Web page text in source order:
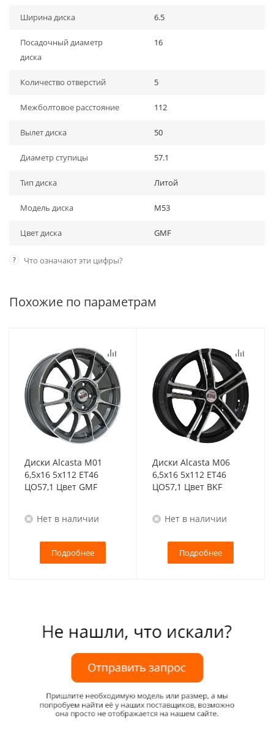
Ширина диска 6.5
Посадочный диаметр
диска
16
Количество отверстий 5
Межболтовое расстояние 112
Вылет диска 50
Диаметр ступицы 57.1
Тип диска Литой
Модель диска M53
Цвет диска GMF
? Что означают эти цифры?
Похожие по параметрам
Диски Alcasta M01
6,5x16 5x112 ET46
ЦО57,1 Цвет GMF
Нет в наличии
Подробнее
Диски Alcasta M06
6,5x16 5x112 ET46
ЦО57,1 Цвет BKF
Нет в наличии
Подробнее